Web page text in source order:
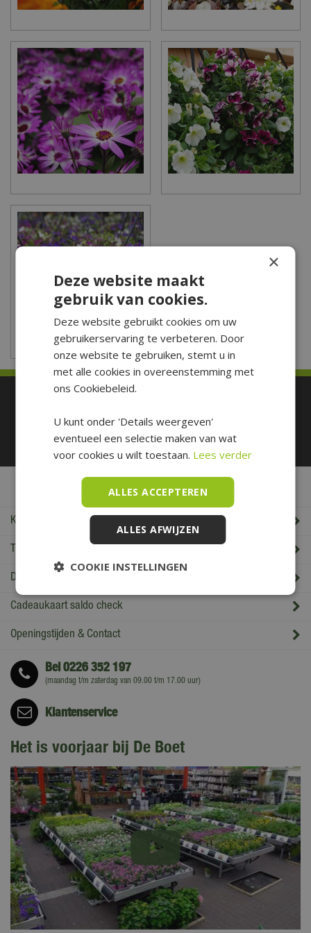
Betaal makkelijk en veilig
De Boet Service
Klantenservice
Tuincentrum De Boet
De Boet klantenkaart
Cadeaukaart saldo check
Openingstijden & Contact
Bel0226 352 197
(maandag t/m zaterdag van 09.00 t/m 17.00 uur)
Klantenservice
Het is voorjaar bij De Boet
×
Deze website maakt
gebruik van cookies.
Deze website gebruikt cookies om uw
gebruikerservaring te verbeteren. Door
onze website te gebruiken, stemt u in
met alle cookies in overeenstemming met
ons Cookiebeleid.
U kunt onder 'Details weergeven'
eventueel een selectie maken van wat
voor cookies u wilt toestaan. Lees verder
ALLES ACCEPTEREN
ALLES AFWIJZEN
COOKIE INSTELLINGEN